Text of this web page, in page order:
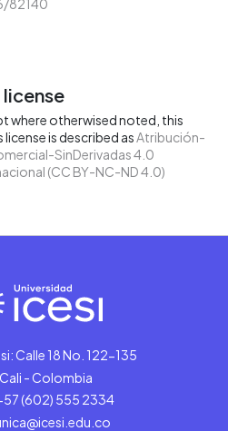
82140
where otherwised noted, this
license is described asAtribución-
SinDerivadas 4.0
(CC BY-NC-ND 4.0)
Calle 18 No. 122-135
- Colombia
(602) 555 2334